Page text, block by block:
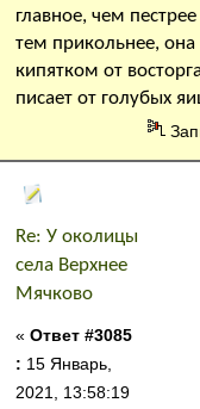
главное, чем пестрее
тем прикольнее, она
кипятком от
писает от голубых
Re: У околицы
села Верхнее
Мячково
« Ответ #3085
: 15 Январь,
2021, 13:58:19